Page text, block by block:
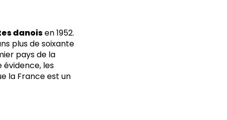
danoisen 1952.
plus de soixante
pays de la
évidence, les
la France est un